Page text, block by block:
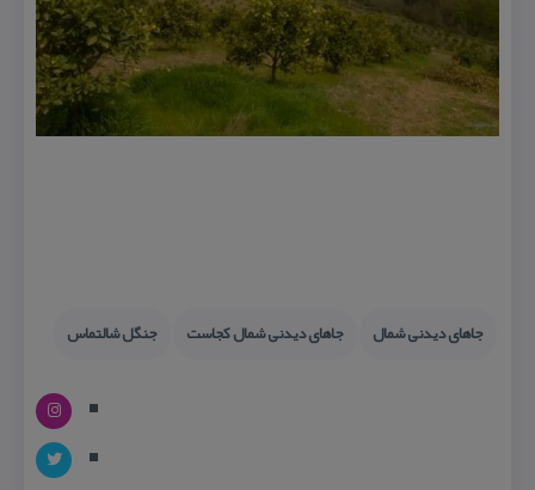
جاهای دیدنی شمال جاهای دیدنی شمال كجاست جنگل شالتماس